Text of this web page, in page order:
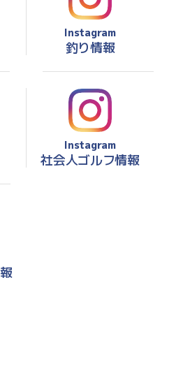
Instagram
釣り情報
Instagram
社会人ゴルフ情報